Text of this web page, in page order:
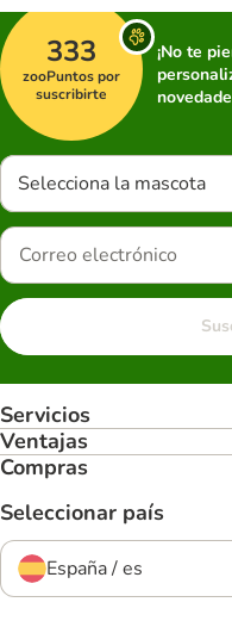
333
zooPuntos por
suscribirte
¡No te
Selecciona la mascota
Servicios
Ventajas
Compras
Seleccionar país
España / es